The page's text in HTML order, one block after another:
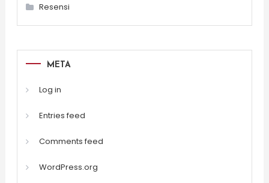
Resensi
META
Log in
Entries feed
Comments feed
WordPress.org